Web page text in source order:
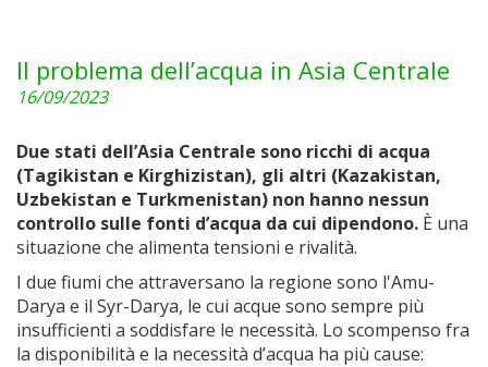
Il problema dell’acqua in Asia Centrale
16/09/2023
Due stati dell’Asia Centrale sono ricchi di acqua
(Tagikistan e Kirghizistan), gli altri (Kazakistan,
Uzbekistan e Turkmenistan) non hanno nessun
controllo sulle fonti d’acqua da cui dipendono. È una
situazione che alimenta tensioni e rivalità.
I due fiumi che attraversano la regione sono l'Amu-
Darya e il Syr-Darya, le cui acque sono sempre più
insufficienti a soddisfare le necessità. Lo scompenso fra
la disponibilità e la necessità d’acqua ha più cause: